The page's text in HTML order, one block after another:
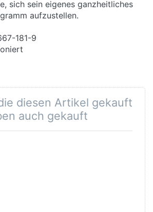
sich sein eigenes ganzheitliches
aufzustellen.
181-9
diesen Artikel gekauft
auch gekauft